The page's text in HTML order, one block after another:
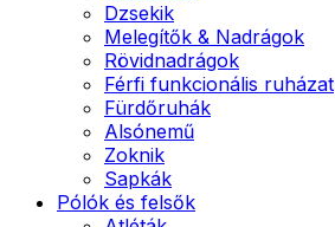
Dzsekik
Melegítők & Nadrágok
Rövidnadrágok
Férfi funkcionális ruházat
Fürdőruhák
Alsónemű
Zoknik
Sapkák
Pólók és felsők